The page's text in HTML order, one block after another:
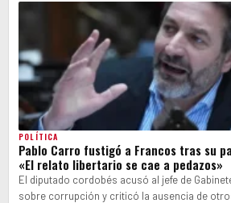
POLÍTICA
Pablo Carro fustigó a Francos tras su
«El relato libertario se cae a pedazos»
El diputado cordobés acusó al jefe de
sobre corrupción y criticó la ausencia de